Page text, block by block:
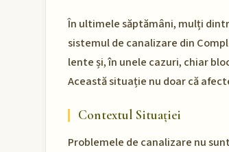
În ultimele săptămâni, mulți
sistemul de canalizare din
lente și, în unele cazuri, chiar
Această situație nu doar că
Contextul Situației
Problemele de canalizare nu